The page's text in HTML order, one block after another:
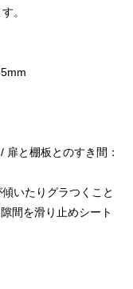
。
と棚板とのすき間：
いたりグラつくこと
間を滑り止めシート